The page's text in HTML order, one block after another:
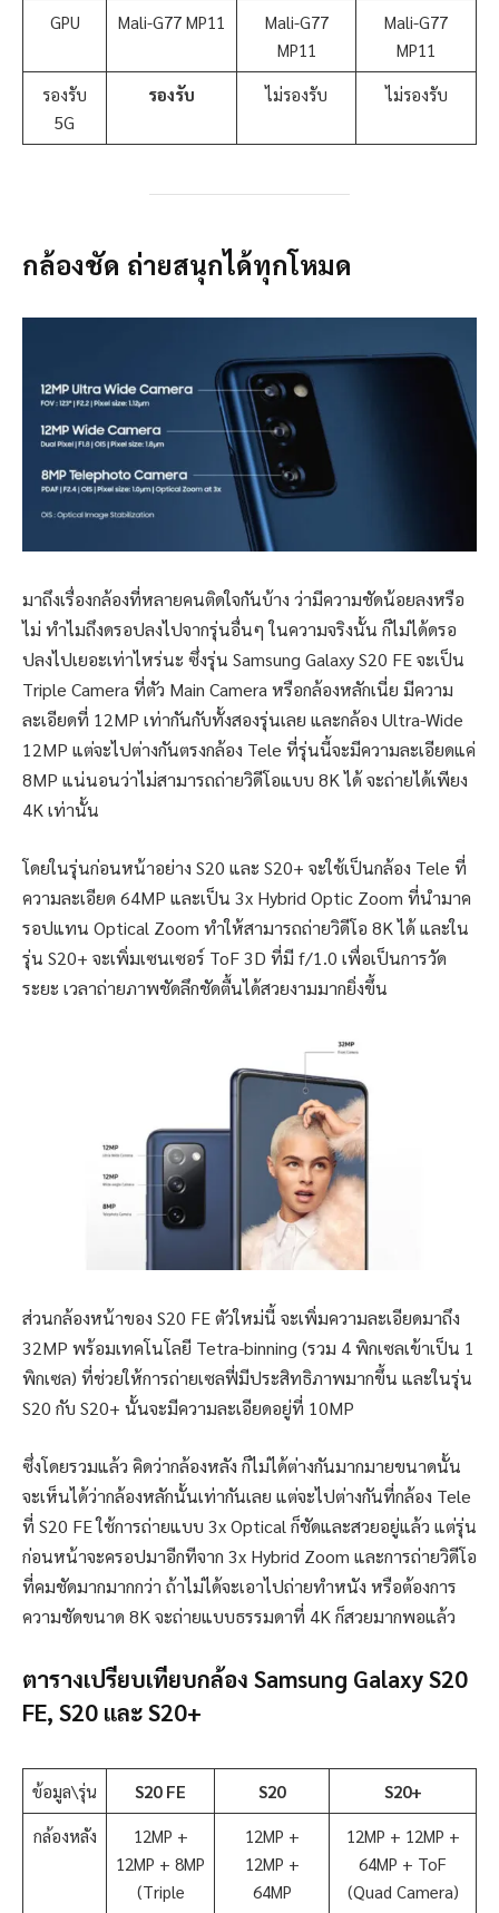
GPU Mali-G77 MP11
Mali-G77
MP11
Mali-G77
MP11
รองรับ
5G
รองรับ ไม่รองรับ ไม่รองรับ
กล้องชัด ถ่ายสนุกได้ทุกโหมด
มาถึงเรื่องกล้องที่หลายคนติดใจกันบ้าง ว่ามีความชัดน้อยลงหรือ
ไม่ ทำไมถึงดรอปลงไปจากรุ่นอื่นๆ ในความจริงนั้น ก็ไม่ได้ดรอ
ปลงไปเยอะเท่าไหร่นะ ซึ่งรุ่น Samsung Galaxy S20 FE จะเป็น
Triple Camera ที่ตัว Main Camera หรือกล้องหลักเนี่ย มีความ
ละเอียดที่ 12MP เท่ากันกับทั้งสองรุ่นเลย และกล้อง Ultra-Wide
12MP แต่จะไปต่างกันตรงกล้อง Tele ที่รุ่นนี้จะมีความละเอียดแค่
8MP แน่นอนว่าไม่สามารถถ่ายวิดีโอแบบ 8K ได้ จะถ่ายได้เพียง
4K เท่านั้น
โดยในรุ่นก่อนหน้าอย่าง S20 และ S20+ จะใช้เป็นกล้อง Tele ที่
ความละเอียด 64MP และเป็น 3x Hybrid Optic Zoom ที่นำมาค
รอปแทน Optical Zoom ทำให้สามารถถ่ายวิดีโอ 8K ได้ และใน
รุ่น S20+ จะเพิ่มเซนเซอร์ ToF 3D ที่มี f/1.0 เพื่อเป็นการวัด
ระยะ เวลาถ่ายภาพชัดลึกชัดตื้นได้สวยงามมากยิ่งขึ้น
ส่วนกล้องหน้าของ S20 FE ตัวใหม่นี้ จะเพิ่มความละเอียดมาถึง
32MP พร้อมเทคโนโลยี Tetra-binning (รวม 4 พิกเซลเข้าเป็น 1
พิกเซล) ที่ช่วยให้การถ่ายเซลฟี่มีประสิทธิภาพมากขึ้น และในรุ่น
S20 กับ S20+ นั้นจะมีความละเอียดอยู่ที่ 10MP
ซึ่งโดยรวมแล้ว คิดว่ากล้องหลัง ก็ไม่ได้ต่างกันมากมายขนาดนั้น
จะเห็นได้ว่ากล้องหลักนั้นเท่ากันเลย แต่จะไปต่างกันที่กล้อง Tele
ที่ S20 FE ใช้การถ่ายแบบ 3x Optical ก็ชัดและสวยอยู่แล้ว แต่รุ่น
ก่อนหน้าจะครอปมาอีกทีจาก 3x Hybrid Zoom และการถ่ายวิดีโอ
ที่คมชัดมากมากกว่า ถ้าไม่ได้จะเอาไปถ่ายทำหนัง หรือต้องการ
ความชัดขนาด 8K จะถ่ายแบบธรรมดาที่ 4K ก็สวยมากพอแล้ว
ตารางเปรียบเทียบกล้อง Samsung Galaxy S20
FE, S20 และ S20+
ข้อมูล\รุ่น S20 FE S20 S20+
กล้องหลัง
12MP +
12MP + 8MP
(Triple
12MP +
12MP +
64MP
12MP + 12MP +
64MP + ToF
(Quad Camera)